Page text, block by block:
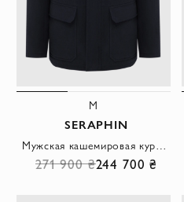
M
SERAPHIN
271 900 ₴244 700 ₴